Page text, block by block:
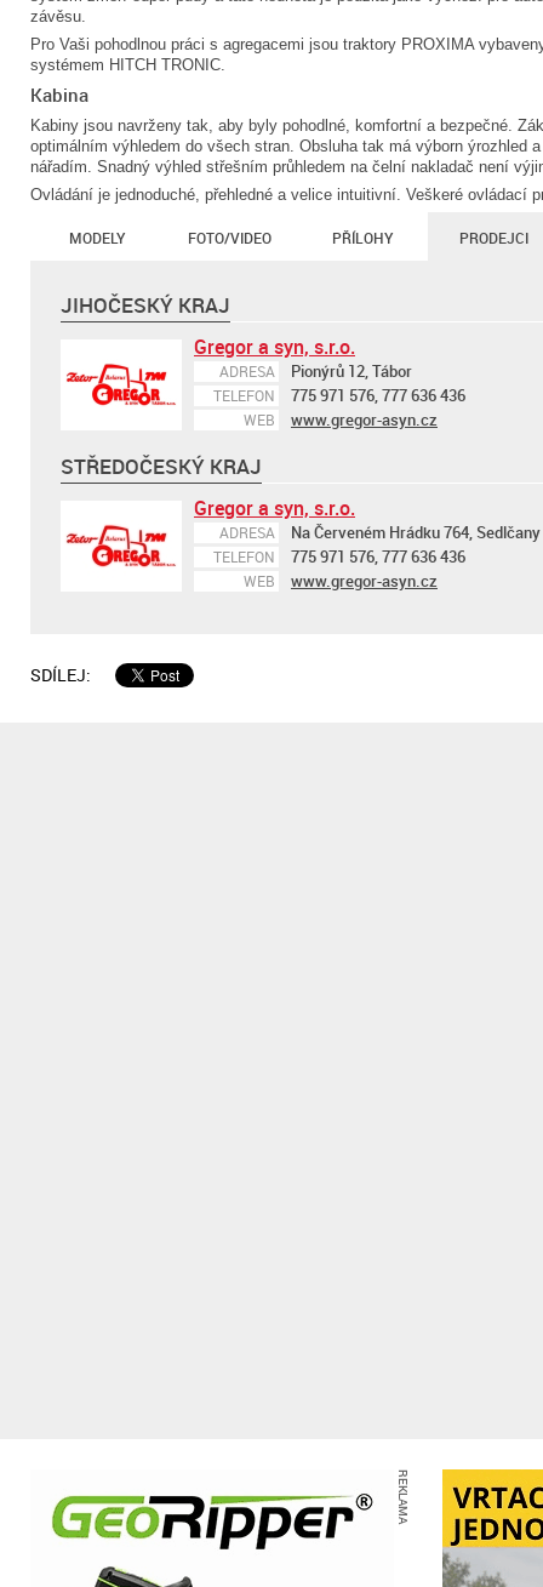
závěsu.
Pro Vaši pohodlnou práci s agregacemi jsou traktory PROXIMA
systémem HITCH TRONIC.
Kabina
Kabiny jsou navrženy tak, aby byly pohodlné, komfortní a bezpečné.
optimálním výhledem do všech stran. Obsluha tak má výborn ýrozhled
nářadím. Snadný výhled střešním průhledem na čelní nakladač není
Ovládání je jednoduché, přehledné a velice intuitivní. Veškeré ovládací
MODELY FOTO/VIDEO PŘÍLOHY PRODEJCI
JIHOČESKÝ KRAJ
Gregor a syn, s.r.o.
ADRESA Pionýrů 12, Tábor
TELEFON 775 971 576, 777 636 436
WEB www.gregor-asyn.cz
STŘEDOČESKÝ KRAJ
Gregor a syn, s.r.o.
ADRESA Na Červeném Hrádku 764, Sedlčany
TELEFON 775 971 576, 777 636 436
WEB www.gregor-asyn.cz
SDÍLEJ:
REKLAMA